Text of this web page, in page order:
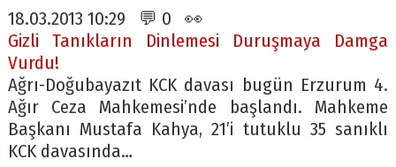
18.03.2013 10:29 💬 0 👀
Gizli Tanıkların Dinlemesi Duruşmaya Damga
Vurdu!
Ağrı-Doğubayazıt KCK davası bugün Erzurum 4.
Ağır Ceza Mahkemesi’nde başlandı. Mahkeme
Başkanı Mustafa Kahya, 21’i tutuklu 35 sanıklı
KCK davasında…